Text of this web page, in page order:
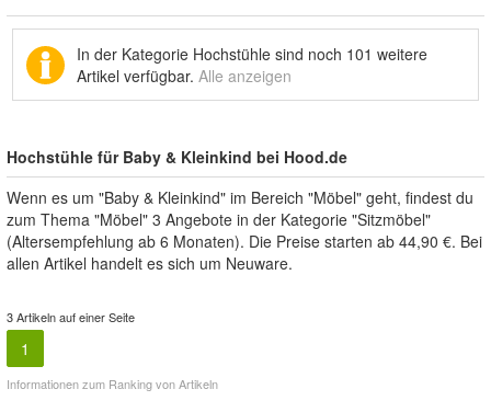
In der Kategorie Hochstühle sind noch 101 weitere
Artikel verfügbar. Alle anzeigen
Hochstühle für Baby & Kleinkind bei Hood.de
Wenn es um "Baby & Kleinkind" im Bereich "Möbel" geht, findest du
zum Thema "Möbel" 3 Angebote in der Kategorie "Sitzmöbel"
(Altersempfehlung ab 6 Monaten). Die Preise starten ab 44,90 €. Bei
allen Artikel handelt es sich um Neuware.
3 Artikeln auf einer Seite
1
Informationen zum Ranking von Artikeln